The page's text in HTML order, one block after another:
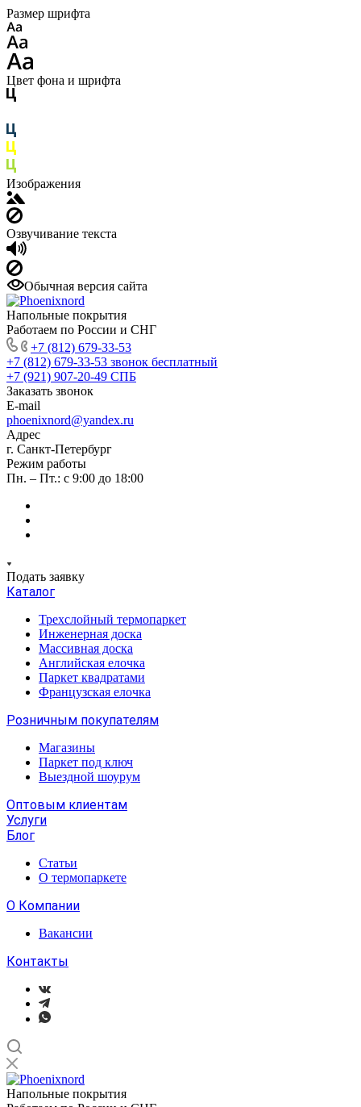
Размер шрифта
Цвет фона и шрифта
Изображения
Озвучивание текста
Обычная версия сайта
Напольные покрытия
Работаем по России и СНГ
+7 (812) 679-33-53
+7 (812) 679-33-53 звонок бесплатный
+7 (921) 907-20-49 СПБ
Заказать звонок
E-mail
phoenixnord@yandex.ru
Адрес
г. Санкт-Петербург
Режим работы
Пн. – Пт.: с 9:00 до 18:00
Подать заявку
Каталог
Трехслойный термопаркет
Инженерная доска
Массивная доска
Английская елочка
Паркет квадратами
Французская елочка
Розничным покупателям
Магазины
Паркет под ключ
Выездной шоурум
Оптовым клиентам
Услуги
Блог
Статьи
О термопаркете
О Компании
Вакансии
Контакты
Напольные покрытия